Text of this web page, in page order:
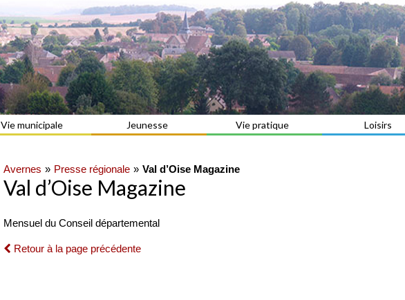
Vie municipale Jeunesse Vie pratique Loisirs
Avernes Presse régionale Val d’Oise Magazine
Val d’Oise Magazine
Mensuel du Conseil départemental
Retour à la page précédente